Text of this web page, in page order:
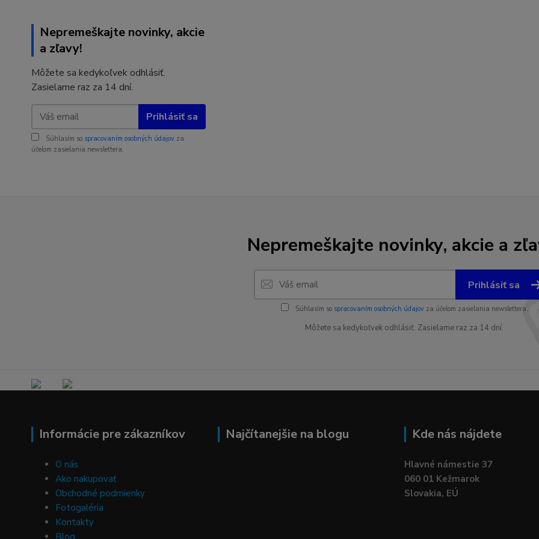
Nepremeškajte novinky, akcie
a zľavy!
Môžete sa kedykoľvek odhlásiť.
Zasielame raz za 14 dní.
Prihlásiť sa
Súhlasím so spracovaním osobných údajov za
účelom zasielania newslettera.
Nepremeškajte novinky, akcie a
Prihlásiť sa
Súhlasím so spracovaním osobných údajovza účelom zasielania newslettera.
Môžete sa kedykoľvek odhlásiť. Zasielame raz za 14 dní.
Informácie pre zákazníkov
O nás
Ako nakupovať
Obchodné podmienky
Fotogaléria
Kontakty
Blog
Najčítanejšie na blogu Kde nás nájdete
Hlavné námestie 37
060 01 Kežmarok
Slovakia, EÚ